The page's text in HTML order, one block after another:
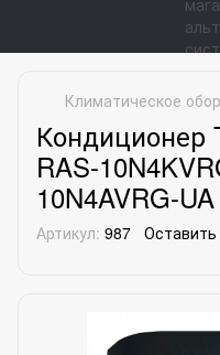
Климатическое
Кондиционер
RAS-
10N4AVRG-UA
Артикул: 987